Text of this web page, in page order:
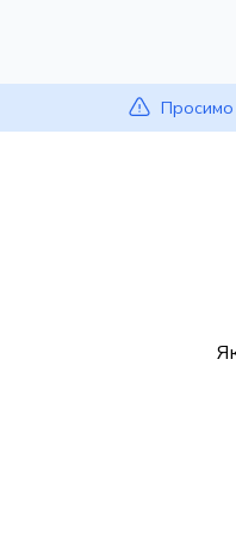
Просимо